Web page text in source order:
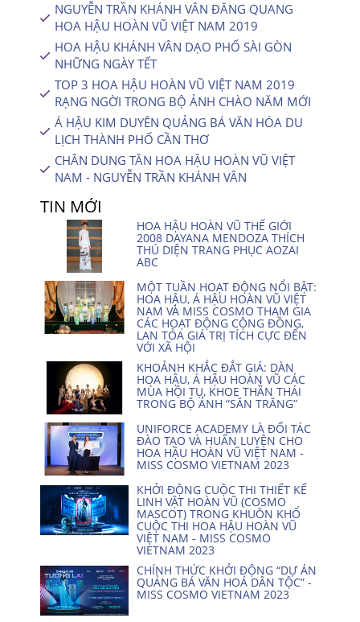
NGUYỄN TRẦN KHÁNH VÂN ĐĂNG QUANG
HOA HẬU HOÀN VŨ VIỆT NAM 2019
HOA HẬU KHÁNH VÂN DẠO PHỐ SÀI GÒN
NHỮNG NGÀY TẾT
TOP 3 HOA HẬU HOÀN VŨ VIỆT NAM 2019
RẠNG NGỜI TRONG BỘ ẢNH CHÀO NĂM MỚI
Á HẬU KIM DUYÊN QUẢNG BÁ VĂN HÓA DU
LỊCH THÀNH PHỐ CẦN THƠ
CHÂN DUNG TÂN HOA HẬU HOÀN VŨ VIỆT
NAM - NGUYỄN TRẦN KHÁNH VÂN
TIN MỚI
HOA HẬU HOÀN VŨ THẾ GIỚI
2008 DAYANA MENDOZA THÍCH
THÚ DIỆN TRANG PHỤC AOZAI
ABC
MỘT TUẦN HOẠT ĐỘNG NỔI BẬT:
HOA HẬU, Á HẬU HOÀN VŨ VIỆT
NAM VÀ MISS COSMO THAM GIA
CÁC HOẠT ĐỘNG CỘNG ĐỒNG,
LAN TỎA GIÁ TRỊ TÍCH CỰC ĐẾN
VỚI XÃ HỘI
KHOẢNH KHẮC ĐẮT GIÁ: DÀN
HOA HẬU, Á HẬU HOÀN VŨ CÁC
MÙA HỘI TỤ, KHOE THẦN THÁI
TRONG BỘ ẢNH “SĂN TRĂNG”
UNIFORCE ACADEMY LÀ ĐỐI TÁC
ĐÀO TẠO VÀ HUẤN LUYỆN CHO
HOA HẬU HOÀN VŨ VIỆT NAM -
MISS COSMO VIETNAM 2023
KHỞI ĐỘNG CUỘC THI THIẾT KẾ
LINH VẬT HOÀN VŨ (COSMO
MASCOT) TRONG KHUÔN KHỔ
CUỘC THI HOA HẬU HOÀN VŨ
VIỆT NAM - MISS COSMO
VIETNAM 2023
CHÍNH THỨC KHỞI ĐỘNG “DỰ ÁN
QUẢNG BÁ VĂN HOÁ DÂN TỘC” -
MISS COSMO VIETNAM 2023